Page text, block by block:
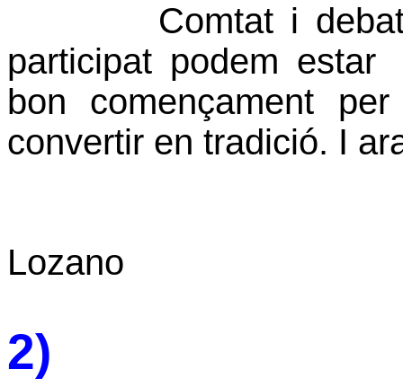
Comtat i
participat podem estar
bon començament
convertir en tradició. I
Lozano
2)